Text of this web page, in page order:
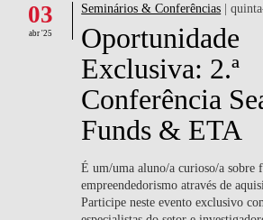
DOCENTES E INVESTIGAÇÃO
COMUNIDADE
WHAT'S HAPPENING
03
abr '25
Seminários & Conferências |
Oportunidade
Exclusiva: 2.ª
Conferência
Funds & ETA
É um/uma aluno/a curioso/a sobre
empreendedorismo através de
Participe neste evento exclusivo